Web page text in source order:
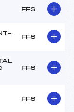
FFS
FFS
FFS
FFS